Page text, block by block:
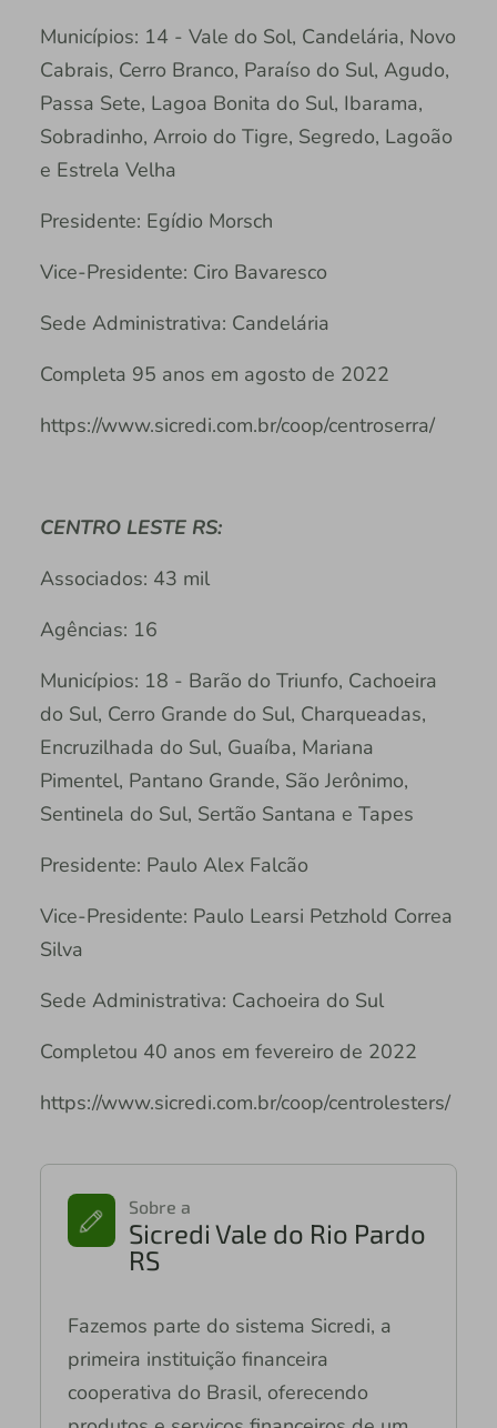
Municípios: 14 - Vale do Sol, Candelária, Novo
Cabrais, Cerro Branco, Paraíso do Sul, Agudo,
Passa Sete, Lagoa Bonita do Sul, Ibarama,
Sobradinho, Arroio do Tigre, Segredo, Lagoão
e Estrela Velha
Presidente: Egídio Morsch
Vice-Presidente: Ciro Bavaresco
Sede Administrativa: Candelária
Completa 95 anos em agosto de 2022
https://www.sicredi.com.br/coop/centroserra/
CENTRO LESTE RS:
Associados: 43 mil
Agências: 16
Municípios: 18 - Barão do Triunfo, Cachoeira
do Sul, Cerro Grande do Sul, Charqueadas,
Encruzilhada do Sul, Guaíba, Mariana
Pimentel, Pantano Grande, São Jerônimo,
Sentinela do Sul, Sertão Santana e Tapes
Presidente: Paulo Alex Falcão
Vice-Presidente: Paulo Learsi Petzhold Correa
Silva
Sede Administrativa: Cachoeira do Sul
Completou 40 anos em fevereiro de 2022
https://www.sicredi.com.br/coop/centrolesters/
Sobre a
Sicredi Vale do Rio Pardo
RS
Fazemos parte do sistema Sicredi, a
primeira instituição financeira
cooperativa do Brasil, oferecendo